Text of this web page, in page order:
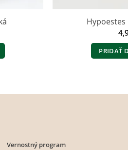
€. PRIDAŤ
Vernostný program